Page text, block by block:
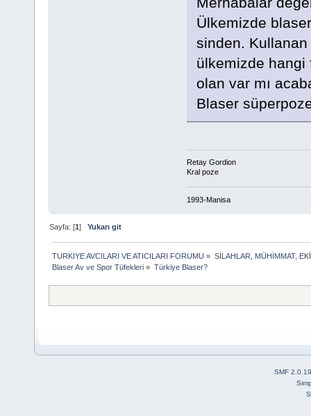
Ülkemizde
sinden.
ülkemizde hangi
olan var mı
Blaser
Retay Gordion
Kral poze
1993-Manisa
Sayfa: [1]Yukarı git
TURKIYE AVCILARI VE ATICILARI FORUMU » SİLAHLAR, MÜHİMMAT,
Blaser Av ve Spor Tüfekleri » Türkiye Blaser?
SMF 2.0.19